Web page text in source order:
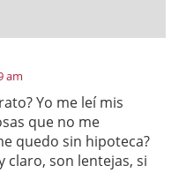
am
Yo me leí mis
que no me
quedo sin hipoteca?
claro, son lentejas, si